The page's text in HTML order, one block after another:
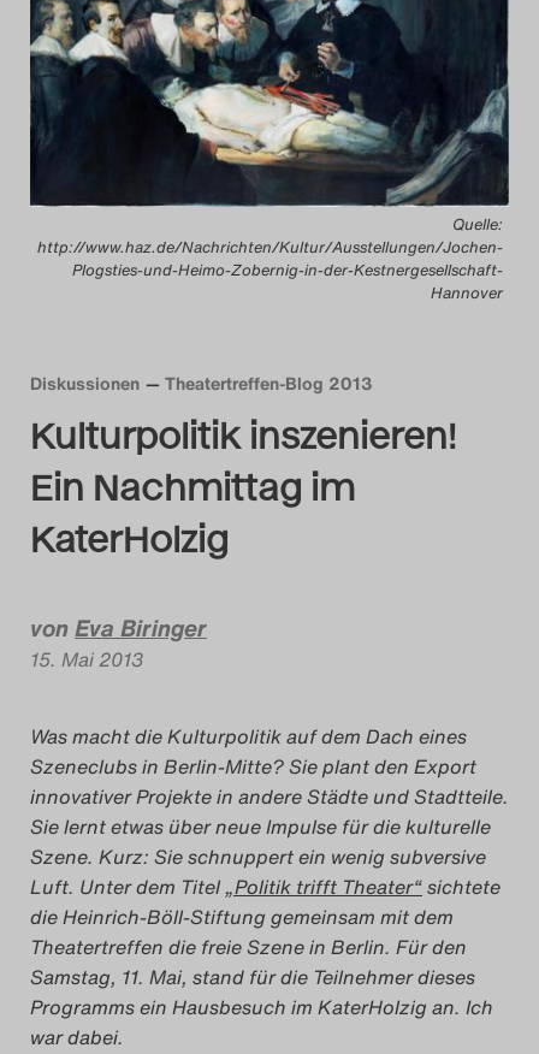
Das Theatertreffen-
Das Theatertreffen-
Das Theatertreffen-
Alumni
Das Theatertreffen-
Das Theatertreffen-
Das Theatertreffen-
Das Theatertreffen-
Das Theatertreffen-
Das Theatertreffen-
Impressum
Search
Quelle:
http://www.haz.de/Nachrichten/Kultur/Ausstellungen/Jochen-
Plogsties-und-Heimo-Zobernig-in-der-Kestnergesellschaft-
Hannover
Diskussionen Theatertreffen-Blog 2013
Kulturpolitik inszenieren!
Ein Nachmittag im
KaterHolzig
vonEva Biringer
15. Mai 2013
Was macht die Kulturpolitik auf dem Dach eines
Szeneclubs in Berlin-Mitte? Sie plant den Export
innovativer Projekte in andere Städte und Stadtteile.
Sie lernt etwas über neue Impulse für die kulturelle
Szene. Kurz: Sie schnuppert ein wenig subversive
Luft. Unter dem Titel„Politik trifft Theater“sichtete
die Heinrich-Böll-Stiftung gemeinsam mit dem
Theatertreffen die freie Szene in Berlin. Für den
Samstag, 11. Mai, stand für die Teilnehmer dieses
Programms ein Hausbesuch im KaterHolzig an. Ich
war dabei.